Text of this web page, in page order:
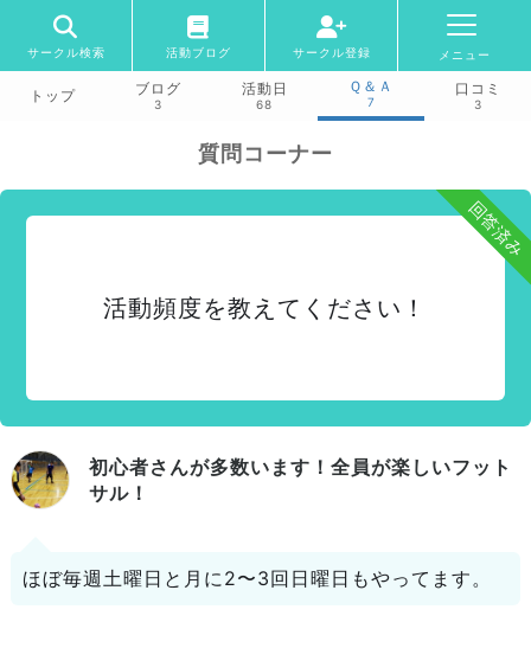
サークル検索 活動ブログ サークル登録 メニュー
トップ ブログ
3
活動日
68
Ｑ＆Ａ
7
口コミ
3
質問コーナー
回答済み
活動頻度を教えてください！
初心者さんが多数います！全員が楽しいフット
サル！
ほぼ毎週土曜日と月に2〜3回日曜日もやってます。